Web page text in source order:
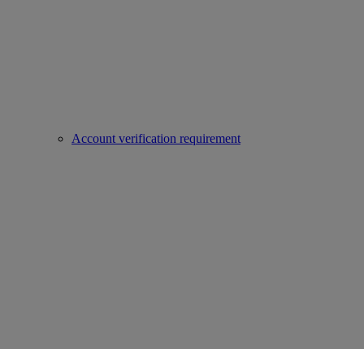
Account verification requirement